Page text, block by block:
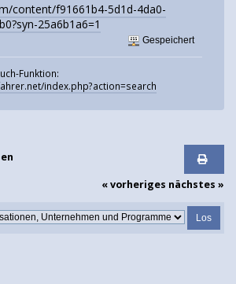
content/f91661b4-5d1d-4da0-
25a6b1a6=1
Gespeichert
Funktion:
index.php?action=search
« vorheriges nächstes »